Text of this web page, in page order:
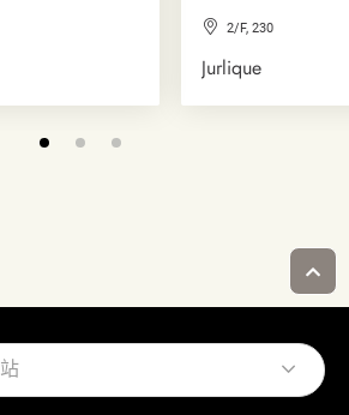
2/F, 230
Jurlique